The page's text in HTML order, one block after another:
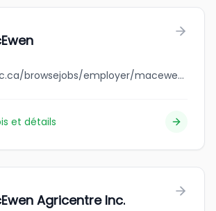
jobbank.gc.ca/browsejobs/employer/macewen/ca
et détails
Agricentre Inc.